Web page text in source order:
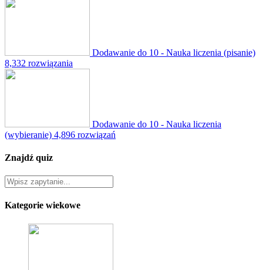
Dodawanie do 10 - Nauka liczenia (pisanie)
8,332 rozwiązania
Dodawanie do 10 - Nauka liczenia
(wybieranie) 4,896 rozwiązań
Znajdź quiz
Kategorie wiekowe